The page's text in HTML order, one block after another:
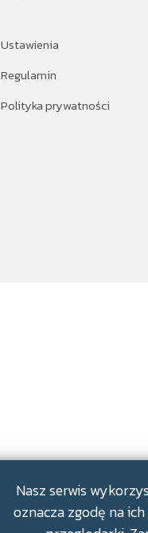
Ustawienia
Regulamin
Polityka prywatności
Nasz serwis
oznacza zgodę na